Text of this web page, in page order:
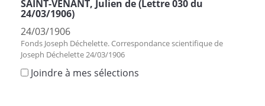
SAINT-VENANT, Julien de (Lettre 030 du
24/03/1906)
24/03/1906
Fonds Joseph Déchelette. Correspondance scientifique de
Joseph Déchelette 24/03/1906
Joindre à mes sélections